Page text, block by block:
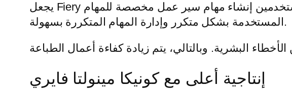
يجعل Fiery عمليات الطباعة أكثر كفاءة من خلال تقديم سير عمل آلي. يمكن للمستخدمين إنشاء مهام سير عمل مخصصة للمهام
المستخدمة بشكل متكرر وإدارة المهام المتكررة بسهولة.
إنتاجية أعلى مع كونيكا مينولتا فايري